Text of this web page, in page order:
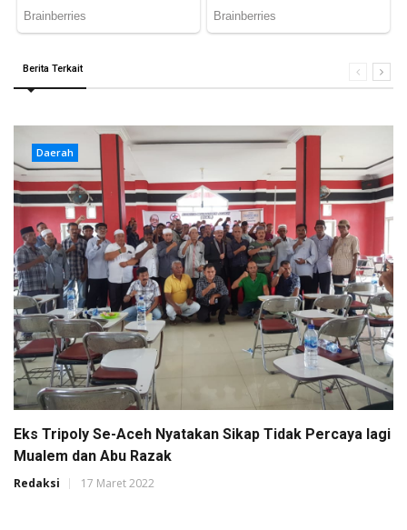
Berita Terkait
Daerah
Eks Tripoly Se-Aceh Nyatakan Sikap Tidak Percaya lagi
Mualem dan Abu Razak
Redaksi 17 Maret 2022